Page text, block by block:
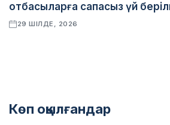
отбасыларға сапасыз үй
29 ШІЛДЕ, 2026
Көп оқылғандар